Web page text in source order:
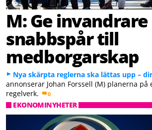
M: Ge invandrare
snabbspår till
medborgarskap
Nya skärpta reglerna ska lättas upp –
annonserar Johan Forssell (M) planerna
regelverk.
0
EKONOMINYHETER